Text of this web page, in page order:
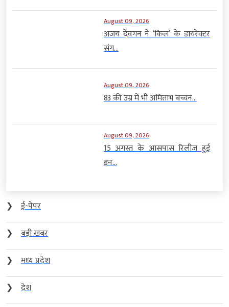
August 09, 2026
अजय देवगन ने ‘किल’ के डायरेक्टर
संग...
August 09, 2026
83 की उम्र में भी अमिताभ बच्चन...
August 09, 2026
15 अगस्त के आसपास रिलीज हुई
इन...
❯
ई-पेपर
❯
बड़ी खबर
❯
मध्य प्रदेश
❯
देश